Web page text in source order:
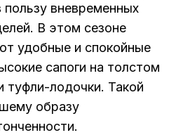
пользу вневременных
В этом сезоне
удобные и спокойные
сапоги на толстом
туфли-лодочки. Такой
образу